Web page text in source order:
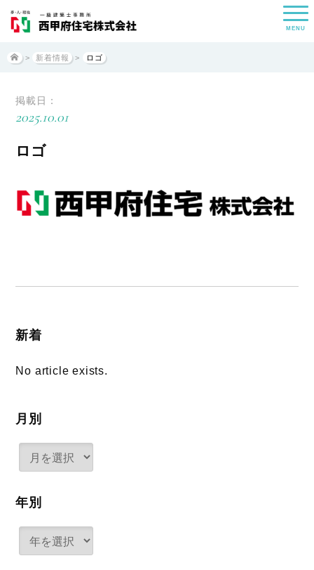
MENU
> 新着情報 > ロゴ
掲載日：
2025.10.01
ロゴ
新着
No article exists.
月別
年別